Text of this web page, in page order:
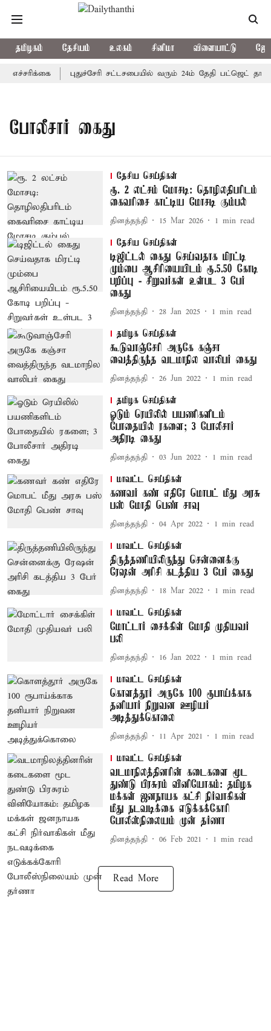
தமிழகம் தேசியம் உலகம் சினிமா விளையாட்டு
புதுச்சேரி சட்டசபையில் வரும் 24ம் தேதி பட்ஜெட்
போலீசார் கைது
தேசிய செய்திகள்
ரூ. 2 லட்சம் மோசடி: தொழிலதிபரிடம்
கைவரிசை காட்டிய மோசடி கும்பல்
தினத்தந்தி 15 Mar 2026 1 min read
தேசிய செய்திகள்
டிஜிட்டல் கைது செய்வதாக மிரட்டி
மும்பை ஆசிரியையிடம் ரூ.5.50 கோடி
பறிப்பு - சிறுவர்கள் உள்பட 3 பேர்
கைது
தினத்தந்தி 28 Jan 2025 1 min read
தமிழக செய்திகள்
கூடுவாஞ்சேரி அருகே கஞ்சா
வைத்திருந்த வடமாநில வாலிபர் கைது
தினத்தந்தி 26 Jun 2022 1 min read
தமிழக செய்திகள்
ஓடும் ரெயிலில் பயணிகளிடம்
போதையில் ரகளை; 3 போலீசார்
அதிரடி கைது
தினத்தந்தி 03 Jun 2022 1 min read
மாவட்ட செய்திகள்
கணவர் கண் எதிரே மொபட் மீது அரசு
பஸ் மோதி பெண் சாவு
தினத்தந்தி 04 Apr 2022 1 min read
மாவட்ட செய்திகள்
திருத்தணியிலிருந்து சென்னைக்கு
ரேஷன் அரிசி கடத்திய 3 பேர் கைது
தினத்தந்தி 18 Mar 2022 1 min read
மாவட்ட செய்திகள்
மோட்டார் சைக்கிள் மோதி முதியவர்
பலி
தினத்தந்தி 16 Jan 2022 1 min read
மாவட்ட செய்திகள்
கொளத்தூர் அருகே 100 ரூபாய்க்காக
தனியார் நிறுவன ஊழியர்
அடித்துக்கொலை
தினத்தந்தி 11 Apr 2021 1 min read
மாவட்ட செய்திகள்
வடமாநிலத்தினரின் கடைகளை மூட
துண்டு பிரசுரம் வினியோகம்: தமிழக
மக்கள் ஜனநாயக கட்சி நிர்வாகிகள்
மீது நடவடிக்கை எடுக்கக்கோரி
போலீஸ்நிலையம் முன் தர்ணா
தினத்தந்தி 06 Feb 2021 1 min read
Read More